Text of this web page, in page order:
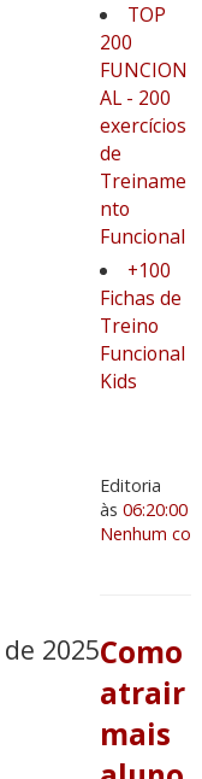
TOP
200
FUNCION
AL - 200
exercícios
de
Treiname
nto
Funcional
+100
Fichas de
Treino
Funcional
Kids
Editoria
às 06:20:00
Nenhum
2025Como
atrair
mais